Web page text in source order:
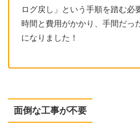
ログ戻し」という手順を踏む必
時間と費用がかかり、手間だっ
になりました！
面倒な工事が不要